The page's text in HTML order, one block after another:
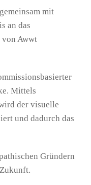
mit
an das
von Awwt
Mittels
der visuelle
und dadurch das
Gründern